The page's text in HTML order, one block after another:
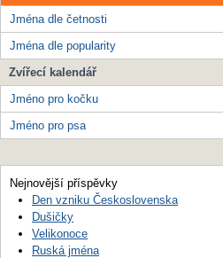
Jména dle četnosti
Jména dle popularity
Zvířecí kalendář
Jméno pro kočku
Jméno pro psa
Nejnovější příspěvky
Den vzniku Československa
Dušičky
Velikonoce
Ruská jména